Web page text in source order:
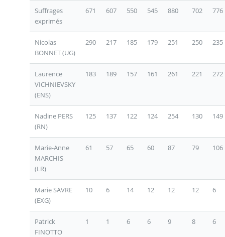
Suffrages
exprimés
671 607 550 545 880 702 776
Nicolas
BONNET (UG)
290 217 185 179 251 250 235
Laurence
VICHNIEVSKY
(ENS)
183 189 157 161 261 221 272
Nadine PERS
(RN)
125 137 122 124 254 130 149
Marie-Anne
MARCHIS
(LR)
61 57 65 60 87 79 106
Marie SAVRE
(EXG)
10 6 14 12 12 12 6
Patrick
FINOTTO
1 1 6 6 9 8 6